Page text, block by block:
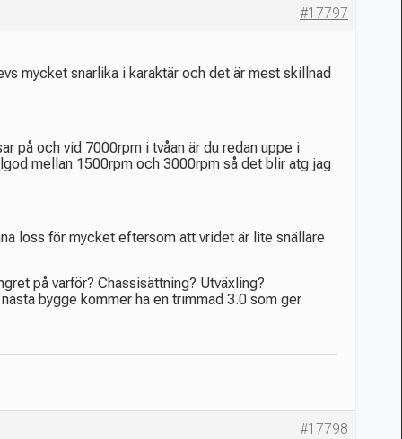
#17797
mycket snarlika i karaktär och det är mest skillnad
på och vid 7000rpm i tvåan är du redan uppe i
mellan 1500rpm och 3000rpm så det blir atg jag
loss för mycket eftersom att vridet är lite snällare
på varför? Chassisättning? Utväxling?
bygge kommer ha en trimmad 3.0 som ger
#17798